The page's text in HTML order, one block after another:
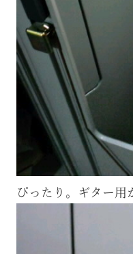
ぴったり。ギター用